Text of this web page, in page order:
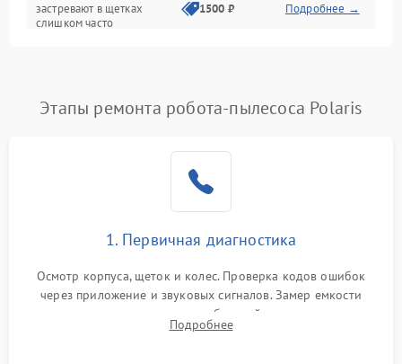
Программные сбои
застревают в щетках
слишком часто
1500 ₽ Подробнее →
Этапы ремонта робота-пылесоса Polaris
1. Первичная диагностика
Осмотр корпуса, щеток и колес. Проверка кодов ошибок
через приложение и звуковых сигналов. Замер емкости
аккумулятора и тестирование базовой станции зарядки.
Оценка работы лидара, бампера и датчиков падения для
Подробнее